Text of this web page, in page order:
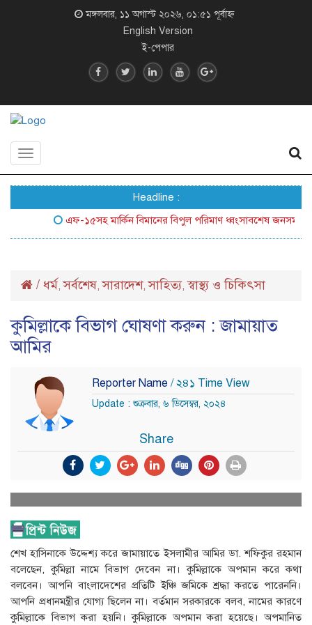
মঙ্গলবার, ১১ অগাস্ট ২০২৬, ০১:৫১ পূর্বাহ্ন
English Version
ই-পেপার
Toggle
Headline :
এফ-১৫সহ মার্কিন বিমানের বিপুল পরিমাণ ধ্বংসাবশেষ জনসম্মুখে আনল
/ ধর্ম,সর্বশেষ,সারাদেশ,সাহিত্য,স্বাস্থ্য ও চিকিৎসা
কুমিল্লাকে বিভাগ ঘোষণা করুন : জামায়াত
আমির
Reporter Name / ২৪১ Time View
Update : শুক্রবার, ৬ ডিসেম্বর, ২০২৪
Share
শেখ হাসিনাকে উদ্দেশ্য করে জামায়াতে ইসলামীর আমির ডা. শফিকুর রহমান
বলেছেন, কুমিল্লা নামে বিভাগ দেবেন না। কুমিল্লাকে অপমান করে কথা
বলবেন। আপনি বাংলাদেশের প্রতিটি ইঞ্চি জমিকে শ্রদ্ধা করতে পারেননি।
আপনি প্রধানমন্ত্রীর যোগ্য ছিলেন না। বর্তমান সরকারকে বলব, নামের কারণে
কুমিল্লাকে বিভাগ করা হয়নি। কুমিল্লাকে অপমান করা হয়েছে। অপমানিত